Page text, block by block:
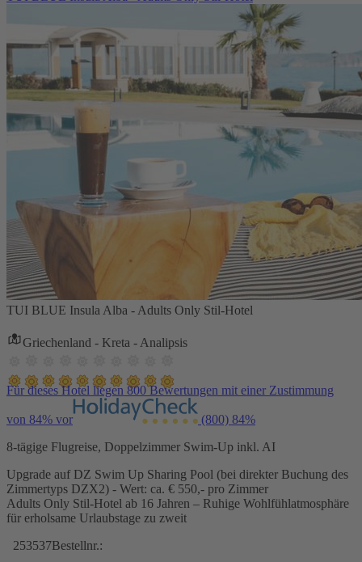
TUI BLUE Insula Alba - Adults Only Stil-Hotel
Griechenland - Kreta - Analipsis
Für dieses Hotel liegen 800 Bewertungen mit einer Zustimmung
von 84% vor (800) 84%
8-tägige Flugreise, Doppelzimmer Swim-Up inkl. AI
Upgrade auf DZ Swim Up Sharing Pool (bei direkter Buchung des
Zimmertyps DZX2) - Wert: ca. € 550,- pro Zimmer
Adults Only Stil-Hotel ab 16 Jahren – Ruhige Wohlfühlatmosphäre
für erholsame Urlaubstage zu zweit
253537Bestellnr.: